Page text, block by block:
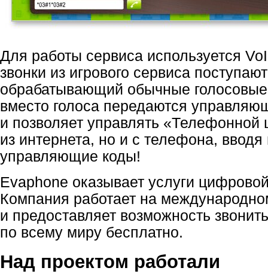
Для работы сервиса используется
звонки из игрового сервиса
обрабатывающий обычные голосовые
вместо голоса передаются
и позволяет управлять «Телефонной
из интернета, но и с телефона, вводя
управляющие коды!
Evaphone оказывает услуги
Компания работает на
и предоставляет возможность
по всему миру бесплатно.
Над проектом работали